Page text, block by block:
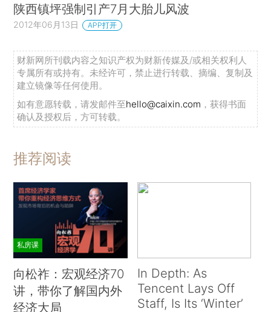
陕西镇坪强制引产7月大胎儿风波
2012年06月13日 APP打开
财新网所刊载内容之知识产权为财新传媒及/或相关权利人
专属所有或持有。未经许可，禁止进行转载、摘编、复制及
建立镜像等任何使用。
如有意愿转载，请发邮件至hello@caixin.com ，获得书面
确认及授权后，方可转载。
推荐阅读
私房课
向松祚：宏观经济70
讲，带你了解国内外
经济大局
In Depth: As
Tencent Lays Off
Staff, Is Its ‘Winter’